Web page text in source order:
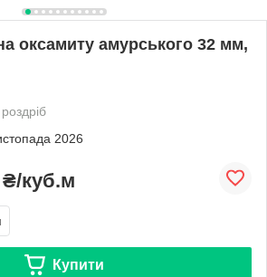
оксамиту амурського 32 мм,
2026
₴/куб.м
Купити